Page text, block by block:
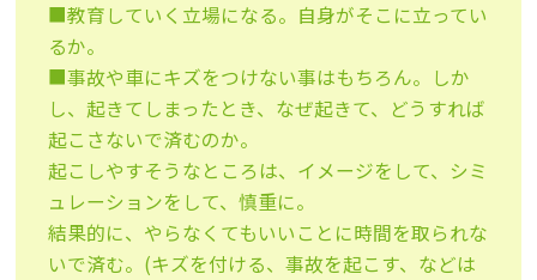
■教育していく立場になる。自身がそこに立ってい
るか。
■事故や車にキズをつけない事はもちろん。しか
し、起きてしまったとき、なぜ起きて、どうすれば
起こさないで済むのか。
起こしやすそうなところは、イメージをして、シミ
ュレーションをして、慎重に。
結果的に、やらなくてもいいことに時間を取られな
いで済む。(キズを付ける、事故を起こす、などは